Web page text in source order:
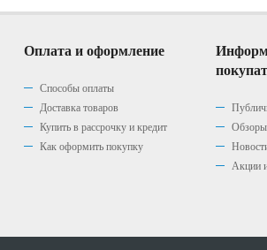
Оплата и оформление
Способы оплаты
Доставка товаров
Купить в рассрочку и кредит
Как оформить покупку
Обзоры
Акции